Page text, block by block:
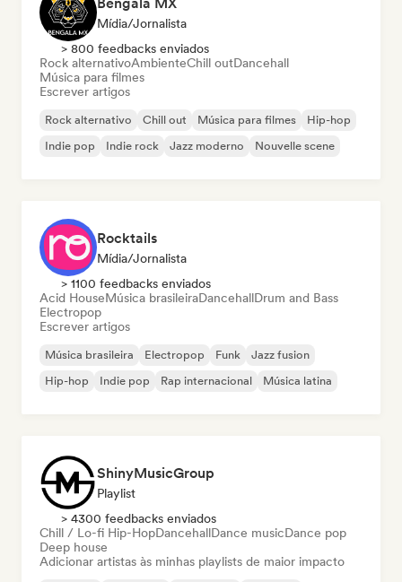
Mídia/Jornalista
> 800 feedbacks enviados
Rock alternativoAmbienteChill outDancehall
Música para filmes
Escrever artigos
Rock alternativo Chill out Música para filmes
Hip-hop
Indie pop
Indie rock Jazz moderno Nouvelle scene
Rocktails
Mídia/Jornalista
> 1100 feedbacks enviados
Acid HouseMúsica brasileiraDancehallDrum and Bass
Electropop
Escrever artigos
Música brasileira Electropop Funk
Jazz fusion
Hip-hop
Indie pop Rap internacional Música latina
ShinyMusicGroup
Playlist
> 4300 feedbacks enviados
Chill / Lo-fi Hip-HopDancehallDance musicDance pop
Deep house
Adicionar artistas às minhas playlists de maior impacto